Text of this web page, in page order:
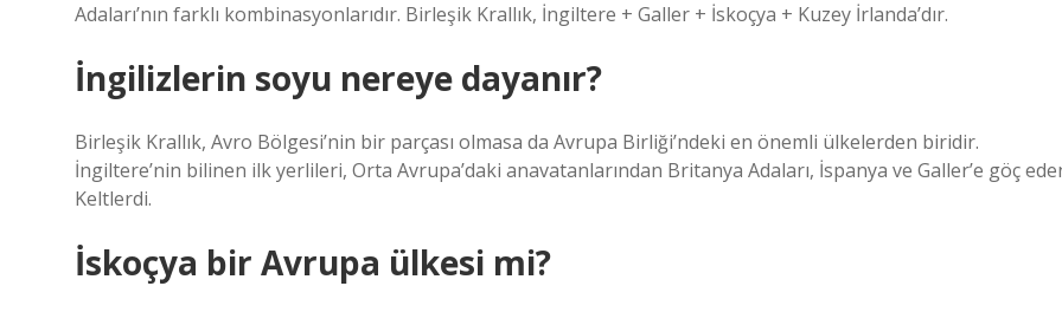
Adaları’nın farklı kombinasyonlarıdır. Birleşik Krallık, İngiltere + Galler + İskoçya + Kuzey İrlanda’dır.
İngilizlerin soyu nereye dayanır?
Birleşik Krallık, Avro Bölgesi’nin bir parçası olmasa da Avrupa Birliği’ndeki en önemli ülkelerden biridir.
İngiltere’nin bilinen ilk yerlileri, Orta Avrupa’daki anavatanlarından Britanya Adaları, İspanya ve Galler’e göç
Keltlerdi.
İskoçya bir Avrupa ülkesi mi?